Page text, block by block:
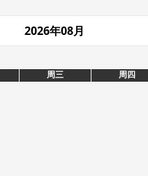
2026年08月
周三 周四